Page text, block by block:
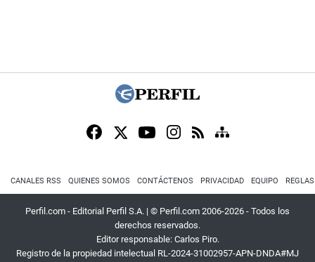
CANALES RSS QUIENES SOMOS CONTÁCTENOS PRIVACIDAD EQUIPO
Perfil.com - Editorial Perfil S.A. | © Perfil.com 2006-2026 - Todos los
derechos reservados.
Editor responsable: Carlos Piro.
Registro de la propiedad intelectual RL-2024-31002957-APN-DNDA#MJ